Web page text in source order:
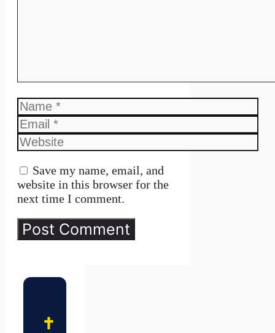
Name
Email
Website
Save my name, email, and
website in this browser for the
next time I comment.
✝️